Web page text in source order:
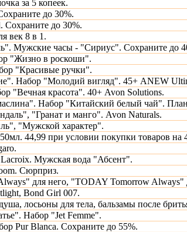
за 5 копеек.
до 30%.
Сохраните до 30%.
век 8 в 1.
Мужские часы - "Сириус". Сохраните до
"Жизно в роскоши".
"Красивые ручки".
Набор "Молодий вигляд". 45+ ANEW
"Вечная красота". 40+ Avon Solutions.
Набор "Китайский белый чай".
"Гранат и манго". Avon Naturals.
"Мужской характер".
50мл. 44,99 при условии покупки товаров на
Мужская вода "Абсент".
Сюрприз.
для него, "TODAY Tomorrow Always"
Bond Girl 007.
лосьоны для тела, бальзамы после
Набор "Jet Femme".
Pur Blanca. Сохраните до 55%.